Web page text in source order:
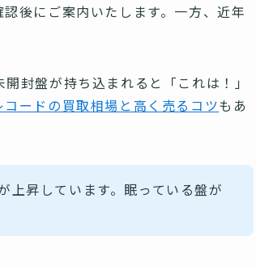
後にご案内いたします。一方、近年
封盤が持ち込まれると「これは！」
コードの買取相場と高く売るコツもあ
上昇しています。眠っている盤が